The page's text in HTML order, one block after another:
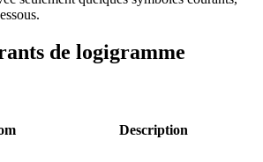
de logigramme
Description